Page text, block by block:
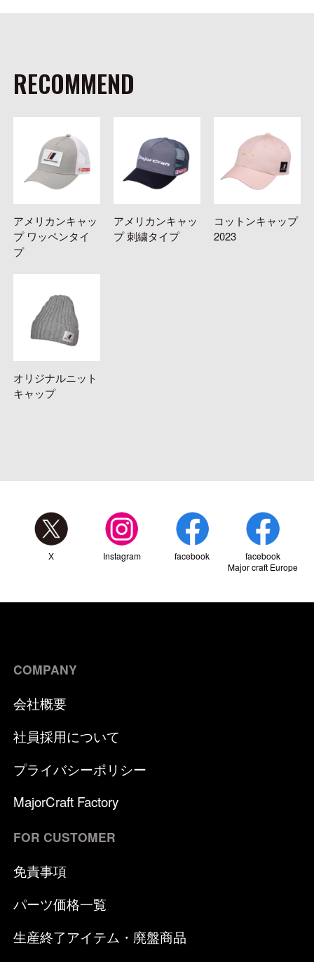
RECOMMEND
アメリカンキャッ
プ ワッペンタイ
プ
アメリカンキャッ
プ 刺繍タイプ
コットンキャップ
2023
オリジナルニット
キャップ
X Instagram facebook
facebook
Major craft Europe
COMPANY
会社概要
社員採用について
プライバシーポリシー
MajorCraft Factory
FOR CUSTOMER
免責事項
パーツ価格一覧
生産終了アイテム・廃盤商品